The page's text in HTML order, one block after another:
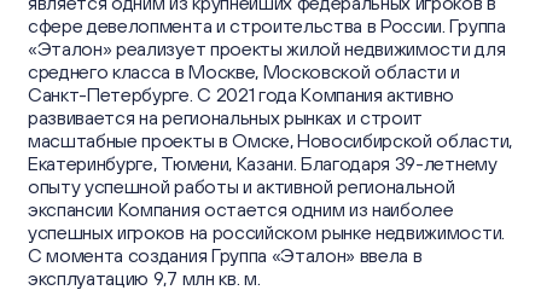
сфере девелопмента и строительства в России. Группа
«Эталон» реализует проекты жилой недвижимости для
среднего класса в Москве, Московской области и
Санкт-Петербурге. С 2021 года Компания активно
развивается на региональных рынках и строит
масштабные проекты в Омске, Новосибирской области,
Екатеринбурге, Тюмени, Казани. Благодаря 39-летнему
опыту успешной работы и активной региональной
экспансии Компания остается одним из наиболее
успешных игроков на российском рынке недвижимости.
С момента создания Группа «Эталон» ввела в
эксплуатацию 9,7 млн кв. м.